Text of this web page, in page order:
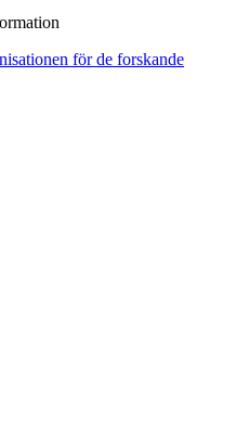
för de forskande